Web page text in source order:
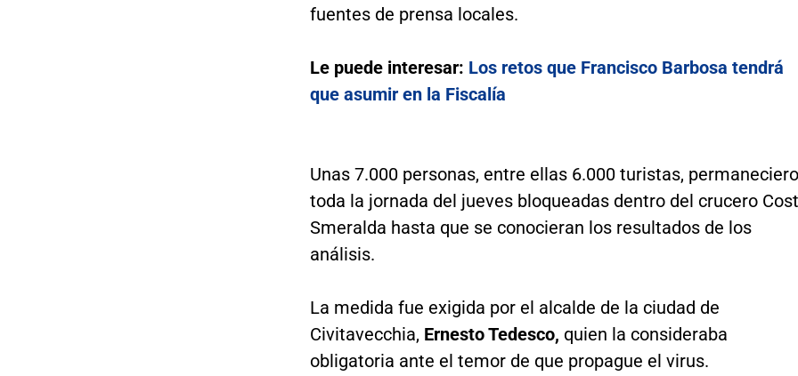
fuentes de prensa locales.
Le puede interesar: Los retos que Francisco Barbosa tendrá
que asumir en la Fiscalía
Unas 7.000 personas, entre ellas 6.000 turistas,
toda la jornada del jueves bloqueadas dentro del crucero
Smeralda hasta que se conocieran los resultados de los
análisis.
La medida fue exigida por el alcalde de la ciudad de
Civitavecchia, Ernesto Tedesco, quien la consideraba
obligatoria ante el temor de que propague el virus.